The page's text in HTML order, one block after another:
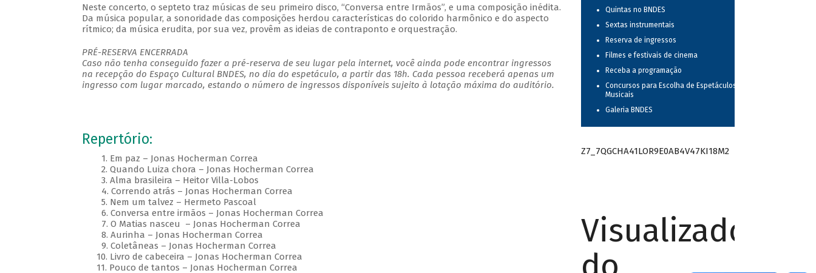
Neste concerto, o septeto traz músicas de seu primeiro disco, “Conversa entre Irmãos”, e uma composição inédita.
Da música popular, a sonoridade das composições herdou características do colorido harmônico e do aspecto
rítmico; da música erudita, por sua vez, provêm as ideias de contraponto e orquestração.
PRÉ-RESERVA ENCERRADA
Caso não tenha conseguido fazer a pré-reserva de seu lugar pela internet, você ainda pode encontrar ingressos
na recepção do Espaço Cultural BNDES, no dia do espetáculo, a partir das 18h. Cada pessoa receberá apenas um
ingresso com lugar marcado, estando o número de ingressos disponíveis sujeito à lotação máxima do auditório.
Repertório:
1. Em paz – Jonas Hocherman Correa
2. Quando Luiza chora – Jonas Hocherman Correa
3. Alma brasileira – Heitor Villa-Lobos
4. Correndo atrás – Jonas Hocherman Correa
5. Nem um talvez – Hermeto Pascoal
6. Conversa entre irmãos – Jonas Hocherman Correa
7. O Matias nasceu – Jonas Hocherman Correa
8. Aurinha – Jonas Hocherman Correa
9. Coletâneas – Jonas Hocherman Correa
10. Livro de cabeceira – Jonas Hocherman Correa
11. Pouco de tantos – Jonas Hocherman Correa
Quintas no BNDES
Sextas instrumentais
Reserva de ingressos
Filmes e festivais de cinema
Receba a programação
Concursos para Escolha de Espetáculos
Musicais
Galeria BNDES
Z7_7QGCHA41LOR9E0AB4V47KI18M2
Visualizador